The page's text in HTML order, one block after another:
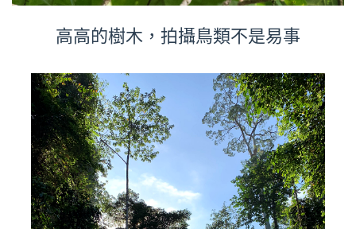
高高的樹木，拍攝鳥類不是易事